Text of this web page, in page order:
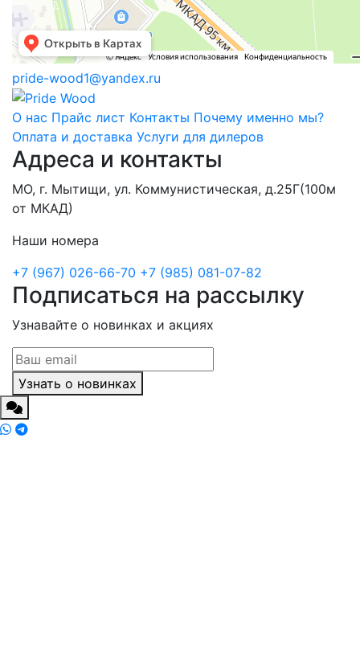
pride-wood1@yandex.ru
О нас Прайс лист Контакты Почему именно мы?
Оплата и доставка Услуги для дилеров
Адреса и контакты
МО, г. Мытищи, ул. Коммунистическая, д.25Г(100м
от МКАД)
Наши номера
+7 (967) 026-66-70 +7 (985) 081-07-82
Подписаться на рассылку
Узнавайте о новинках и акциях
Узнать о новинках